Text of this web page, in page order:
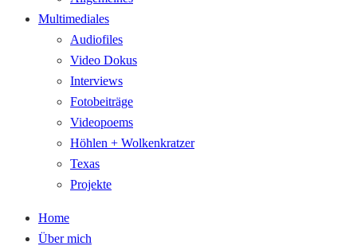
Multimediales
Audiofiles
Video Dokus
Interviews
Fotobeiträge
Videopoems
Höhlen + Wolkenkratzer
Texas
Projekte
Home
Über mich